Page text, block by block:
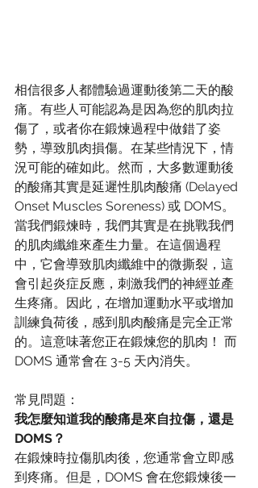
相信很多人都體驗過運動後第二天的酸
痛。有些人可能認為是因為您的肌肉拉
傷了，或者你在鍛煉過程中做錯了姿
勢，導致肌肉損傷。在某些情況下，情
況可能的確如此。然而，大多數運動後
的酸痛其實是延遲性肌肉酸痛 (Delayed
Onset Muscles Soreness) 或 DOMS。
當我們鍛煉時，我們其實是在挑戰我們
的肌肉纖維來產生力量。在這個過程
中，它會導致肌肉纖維中的微撕裂，這
會引起炎症反應，刺激我們的神經並產
生疼痛。因此，在增加運動水平或增加
訓練負荷後，感到肌肉酸痛是完全正常
的。這意味著您正在鍛煉您的肌肉！ 而
DOMS 通常會在 3-5 天內消失。
常見問題：
我怎麼知道我的酸痛是來自拉傷，還是
DOMS？
在鍛煉時拉傷肌肉後，您通常會立即感
到疼痛。但是，DOMS 會在您鍛煉後一